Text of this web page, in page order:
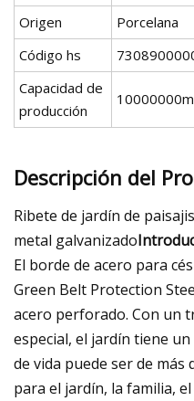
Origen
Porcelana
Código hs
Capacidad de
producción
Descripción del
Ribete de jardín de
metal galvanizado
El borde de acero para
Green Belt Protection
acero perforado. Con un
especial, el jardín tiene
de vida puede ser de más
para el jardín, la familia,